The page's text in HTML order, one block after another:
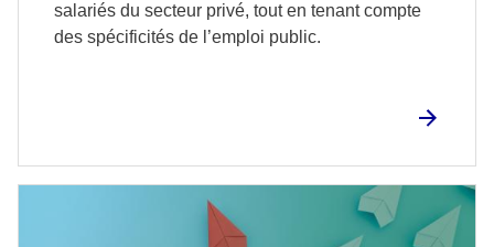
salariés du secteur privé, tout en tenant compte
des spécificités de l’emploi public.